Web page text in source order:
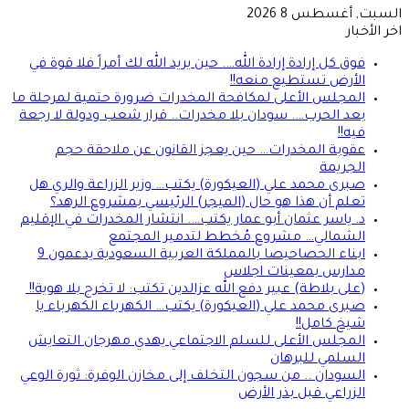
السبت, أغسطس 8 2026
اخر الأخبار
فوق كل إرادة إرادة الله…. حين يريد الله لك أمراً فلا قوة في
الأرض تستطيع منعه!!
المجلس الأعلى لمكافحة المخدرات ضرورة حتمية لمرحلة ما
بعد الحرب…. سودان بلا مخدرات.. قرار شعب ودولة لا رجعة
فيه!!
عقوبة المخدرات… حين يعجز القانون عن ملاحقة حجم
الجريمة
صبرى محمد علي (العيكورة) يكتب… وزير الزراعة والري هل
تعلم أن هذا هو حال (الميجر) الرئيسي بمشروع الرهد؟
د. ياسر عثمان أبو عمار يكتب…. انتشار المخدرات في الإقليم
الشمالي… مشروع مُخطط لتدمير المجتمع
ابناء الحصاحيصا بالمملكة العربية السعودية يدعمون 9
مدارس بمعينات اجلاس
(على بلاطة) عبير دفع الله عزالدين تكتب: لا تخرج بلا هوية!!
صبرى محمد علي (العيكورة) يكتب… الكهرباء الكهرباء يا
شيخ كامل!!
المجلس الأعلى للسلم الاجتماعي يهدي مهرجان التعايش
السلمي للبرهان
السودان .. من سجون التخلف إلى مخازن الوفرة: ثورة الوعي
الزراعي قبل بذر الأرض